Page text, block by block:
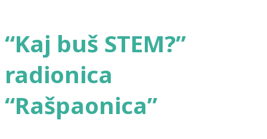
“Kaj buš STEM?”
radionica
“Rašpaonica”